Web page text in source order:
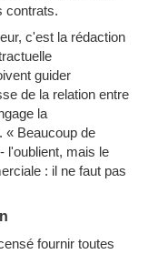
contrats.
c'est la rédaction
guider
de la relation entre
la
« Beaucoup de
l'oublient, mais le
: il ne faut pas
fournir toutes